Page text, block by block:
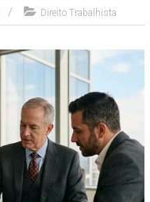
Direito Trabalhista